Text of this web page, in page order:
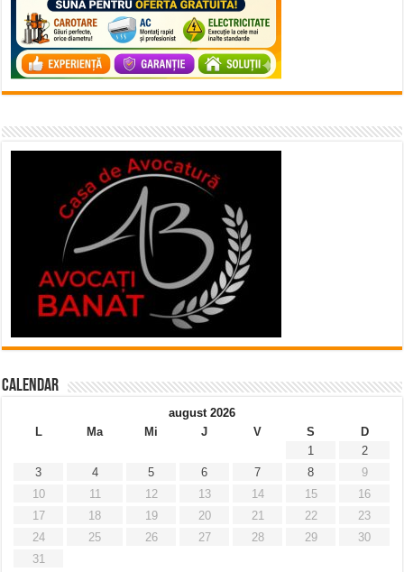
Calendar
august 2026
L
Ma Mi J V S
D
1
2
3
4 5 6 7 8
9
10
11 12 13 14 15
16
17
18 19 20 21 22
23
24
25 26 27 28 29
30
31